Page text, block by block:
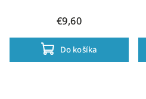
€9,60
Do košíka